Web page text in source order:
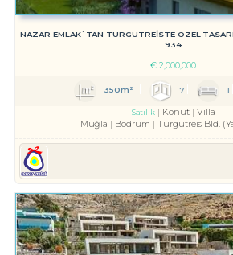
NAZAR EMLAK`TAN TURGUTREİSTE ÖZEL
934
€ 2,000,000
350m² 7 1
Satılık Konut
Villa
Muğla
Bodrum Turgutreis Bld.